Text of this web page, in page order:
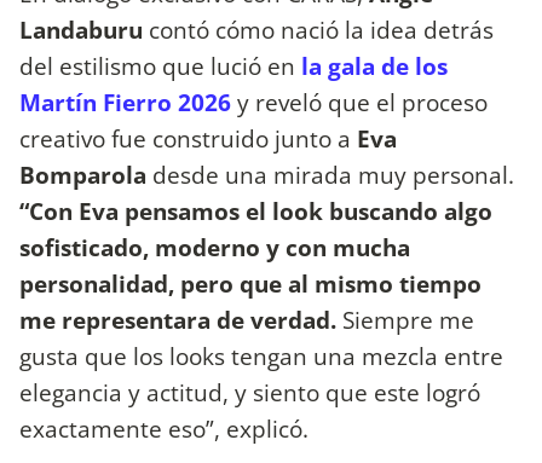
Landaburu contó cómo nació la idea detrás
del estilismo que lució en la gala de los
Martín Fierro 2026y reveló que el proceso
creativo fue construido junto a Eva
Bomparola desde una mirada muy personal.
“Con Eva pensamos el look buscando algo
sofisticado, moderno y con mucha
personalidad, pero que al mismo tiempo
me representara de verdad. Siempre me
gusta que los looks tengan una mezcla entre
elegancia y actitud, y siento que este logró
exactamente eso”, explicó.